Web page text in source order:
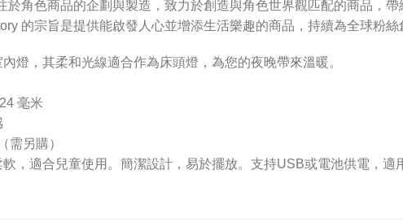
於角色商品的企劃與製造，致力於創造與角色世界觀匹配的商品，
的宗旨是提供能啟發人心並增添生活樂趣的商品，持續為全球粉絲
燈，其柔和光線適合作為床頭燈，為您的夜晚帶來溫暖。
毫米
需另購）
，適合兒童使用。簡潔設計，易於擺放。支持USB或電池供電，